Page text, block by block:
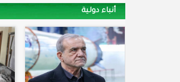
أنباء دولية